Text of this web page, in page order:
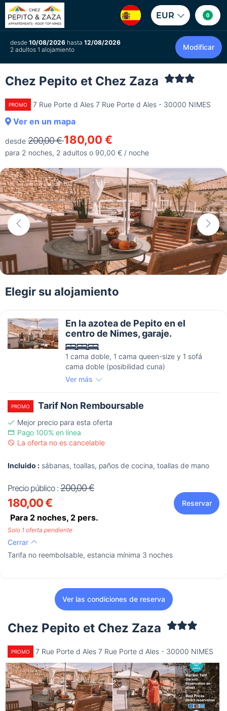
EUR 0
desde 10/08/2026 hasta 12/08/2026
2 adultos 1 alojamiento
Modificar
Chez Pepito et Chez Zaza
PROMO 7 Rue Porte d Ales 7 Rue Porte d Ales - 30000 NIMES
Ver en un mapa
desde 200,00 €180,00 €
para 2 noches, 2 adultos o 90,00 € / noche
Elegir su alojamiento
En la azotea de Pepito en el
centro de Nimes, garaje.
1 cama doble, 1 cama queen-size y 1 sofá
cama doble (posibilidad cuna)
Ver más
PROMO Tarif Non Remboursable
Mejor precio para esta oferta
Pago 100% en línea
La oferta no es cancelable
Incluido : sábanas, toallas, paños de cocina, toallas de mano
Precio público : 200,00 €
180,00 €
Para 2 noches, 2 pers.
Reservar
Solo 1 oferta pendiente
Cerrar
Tarifa no reembolsable, estancia mínima 3 noches
Ver las condiciones de reserva
Chez Pepito et Chez Zaza
PROMO 7 Rue Porte d Ales 7 Rue Porte d Ales - 30000 NIMES